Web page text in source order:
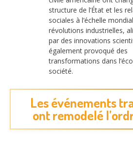
structure de l’État et les
sociales à l’échelle
révolutions industrielles,
par des innovations
également provoqué des
transformations dans
société.
Les événements
ont remodelé